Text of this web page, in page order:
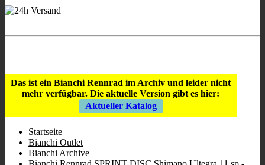
Das ist ein Bianchi Rennrad im Archiv und leider nicht
mehr verfügbar. Die aktuelle Version gibt es hier:
Aktueller Katalog
Startseite
Bianchi Outlet
Bianchi Archive